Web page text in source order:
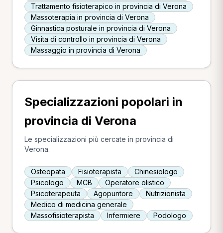
Trattamento fisioterapico in provincia di Verona
Massoterapia in provincia di Verona
Ginnastica posturale in provincia di Verona
Visita di controllo in provincia di Verona
Massaggio in provincia di Verona
Specializzazioni popolari in
provincia di Verona
Le specializzazioni più cercate in provincia di
Verona.
Osteopata Fisioterapista
Chinesiologo
Psicologo
MCB
Operatore olistico
Psicoterapeuta
Agopuntore
Nutrizionista
Medico di medicina generale
Massofisioterapista
Infermiere Podologo